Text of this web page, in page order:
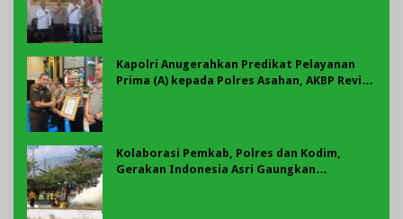
Kapolri Anugerahkan Predikat Pelayanan
Prima (A) kepada Polres Asahan, AKBP Revi
Kolaborasi Pemkab, Polres dan Kodim,
Gerakan Indonesia Asri Gaungkan